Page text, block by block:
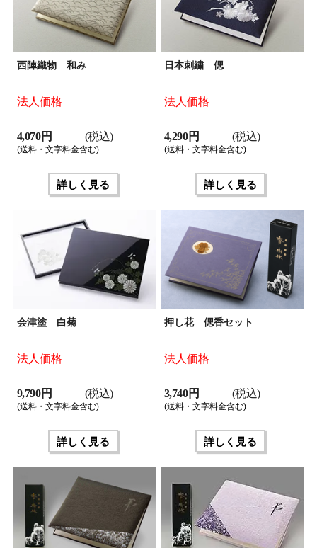
西陣織物 和み
法人価格
4,070 円 (税込)
(送料・文字料金含む)
詳しく見る
日本刺繍 偲
法人価格
4,290 円 (税込)
(送料・文字料金含む)
詳しく見る
会津塗 白菊
法人価格
9,790 円 (税込)
(送料・文字料金含む)
詳しく見る
押し花 偲香セット
法人価格
3,740 円 (税込)
(送料・文字料金含む)
詳しく見る